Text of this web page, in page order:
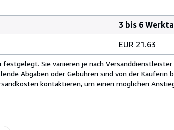
3 bis 6
EUR 21.63
Sie variieren je nach
Abgaben oder Gebühren sind von der Käuferin
kontaktieren, um einen möglichen